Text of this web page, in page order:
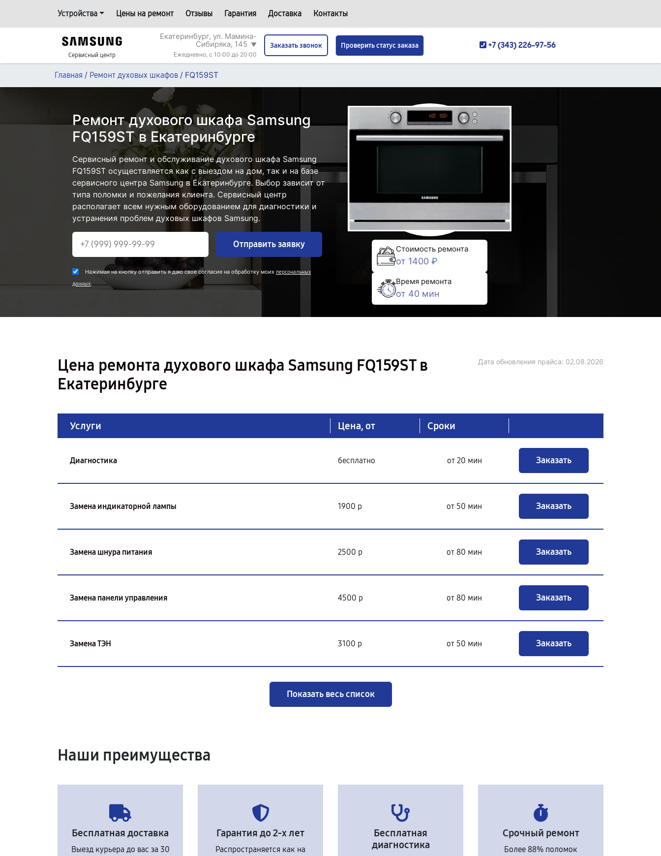
Устройства Цены на ремонт Отзывы Гарантия Доставка Контакты
Сервисный центр
Екатеринбург, ул. Мамина-
Сибиряка, 145 ▼
Ежедневно, с 10:00 до 20:00
Заказать звонок Проверить статус заказа +7 (343) 226-97-56
Главная / Ремонт духовых шкафов / FQ159ST
Ремонт духового шкафа Samsung
FQ159ST в Екатеринбурге
Сервисный ремонт и обслуживание духового шкафа Samsung
FQ159ST осуществляется как с выездом на дом, так и на базе
сервисного центра Samsung в Екатеринбурге. Выбор зависит от
типа поломки и пожелания клиента. Сервисный центр
располагает всем нужным оборудованием для диагностики и
устранения проблем духовых шкафов Samsung.
Отправить заявку
Нажимая на кнопку отправить я даю свое согласие на обработку моих персональных
данных.
Стоимость ремонта
от 1400 ₽
Время ремонта
от 40 мин
Цена ремонта духового шкафа Samsung FQ159ST в
Екатеринбурге
Дата обновления прайса: 02.08.2026
Услуги Цена, от Сроки
Диагностика бесплатно от 20 мин Заказать
Замена индикаторной лампы 1900 р от 50 мин Заказать
Замена шнура питания 2500 р от 80 мин Заказать
Замена панели управления 4500 р от 80 мин Заказать
Замена ТЭН 3100 р от 50 мин Заказать
Показать весь список
Наши преимущества
Бесплатная доставка
Выезд курьера до вас за 30
Гарантия до 2-х лет
Распространяется как на
Бесплатная
диагностика
Срочный ремонт
Более 88% поломок